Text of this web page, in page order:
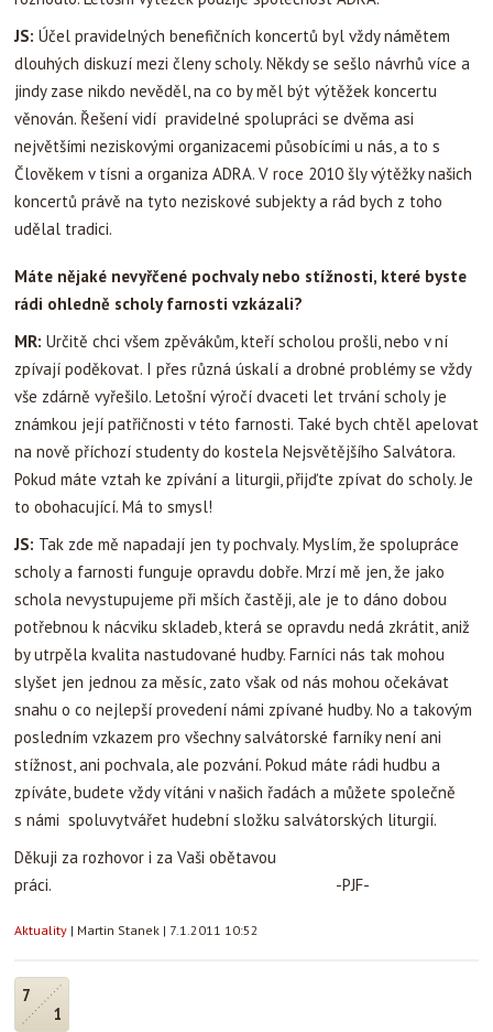
JS: Účel pravidelných benefičních koncertů byl vždy námětem
dlouhých diskuzí mezi členy scholy. Někdy se sešlo návrhů více a
jindy zase nikdo nevěděl, na co by měl být výtěžek koncertu
věnován. Řešení vidí pravidelné spolupráci se dvěma asi
největšími neziskovými organizacemi působícími u nás, a to s
Člověkem v tísni a organiza ADRA. V roce 2010 šly výtěžky našich
koncertů právě na tyto neziskové subjekty a rád bych z toho
udělal tradici.
Máte nějaké nevyřčené pochvaly nebo stížnosti, které byste
rádi ohledně scholy farnosti vzkázali?
MR: Určitě chci všem zpěvákům, kteří scholou prošli, nebo v ní
zpívají poděkovat. I přes různá úskalí a drobné problémy se vždy
vše zdárně vyřešilo. Letošní výročí dvaceti let trvání scholy je
známkou její patřičnosti v této farnosti. Také bych chtěl apelovat
na nově příchozí studenty do kostela Nejsvětějšího Salvátora.
Pokud máte vztah ke zpívání a liturgii, přijďte zpívat do scholy. Je
to obohacující. Má to smysl!
JS: Tak zde mě napadají jen ty pochvaly. Myslím, že spolupráce
scholy a farnosti funguje opravdu dobře. Mrzí mě jen, že jako
schola nevystupujeme při mších častěji, ale je to dáno dobou
potřebnou k nácviku skladeb, která se opravdu nedá zkrátit, aniž
by utrpěla kvalita nastudované hudby. Farníci nás tak mohou
slyšet jen jednou za měsíc, zato však od nás mohou očekávat
snahu o co nejlepší provedení námi zpívané hudby. No a takovým
posledním vzkazem pro všechny salvátorské farníky není ani
stížnost, ani pochvala, ale pozvání. Pokud máte rádi hudbu a
zpíváte, budete vždy vítáni v našich řadách a můžete společně
s námi spoluvytvářet hudební složku salvátorských liturgií.
Děkuji za rozhovor i za Vaši obětavou
práci. -PJF-
Aktuality | Martin Stanek | 7.1.2011 10:52
7
1